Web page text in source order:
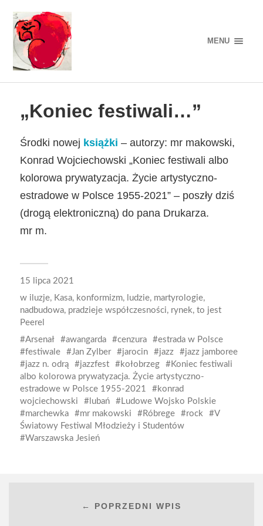
MENU
„Koniec festiwali…”
Środki nowej książki – autorzy: mr makowski,
Konrad Wojciechowski „Koniec festiwali albo
kolorowa prywatyzacja. Życie artystyczno-
estradowe w Polsce 1955-2021” – poszły dziś
(drogą elektroniczną) do pana Drukarza.
mr m.
15 lipca 2021
w iluzje, Kasa, konformizm, ludzie, martyrologie,
nadbudowa, pradzieje współczesności, rynek, to jest
Peerel
Arsenał
awangarda cenzura
estrada w Polsce
festiwale
Jan Zylber jarocin jazz
jazz jamboree
jazz n. odrą
jazzfest kołobrzeg
Koniec festiwali
albo kolorowa prywatyzacja. Życie artystyczno-
estradowe w Polsce 1955-2021
konrad
wojciechowski
lubań
Ludowe Wojsko Polskie
marchewka
mr makowski Róbrege rock
V
Światowy Festiwal Młodzieży i Studentów
Warszawska Jesień
← POPRZEDNI WPIS